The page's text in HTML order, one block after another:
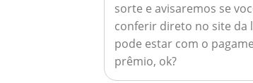
sorte e avisaremos se
conferir direto no site
pode estar com o
prêmio, ok?